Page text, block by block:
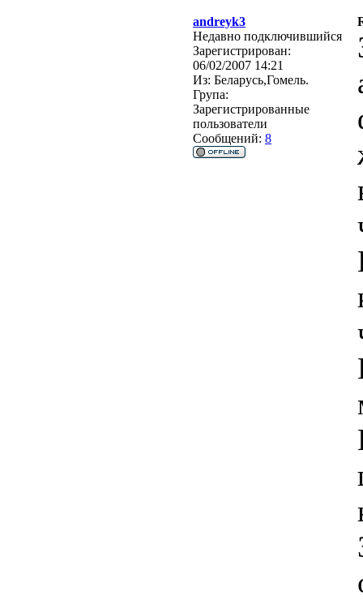
andreyk3
Недавно подключившийся
Зарегистрирован:
06/02/2007 14:21
Из: Беларусь,Гомель.
Група:
Зарегистрированные
пользователи
Сообщений: 8